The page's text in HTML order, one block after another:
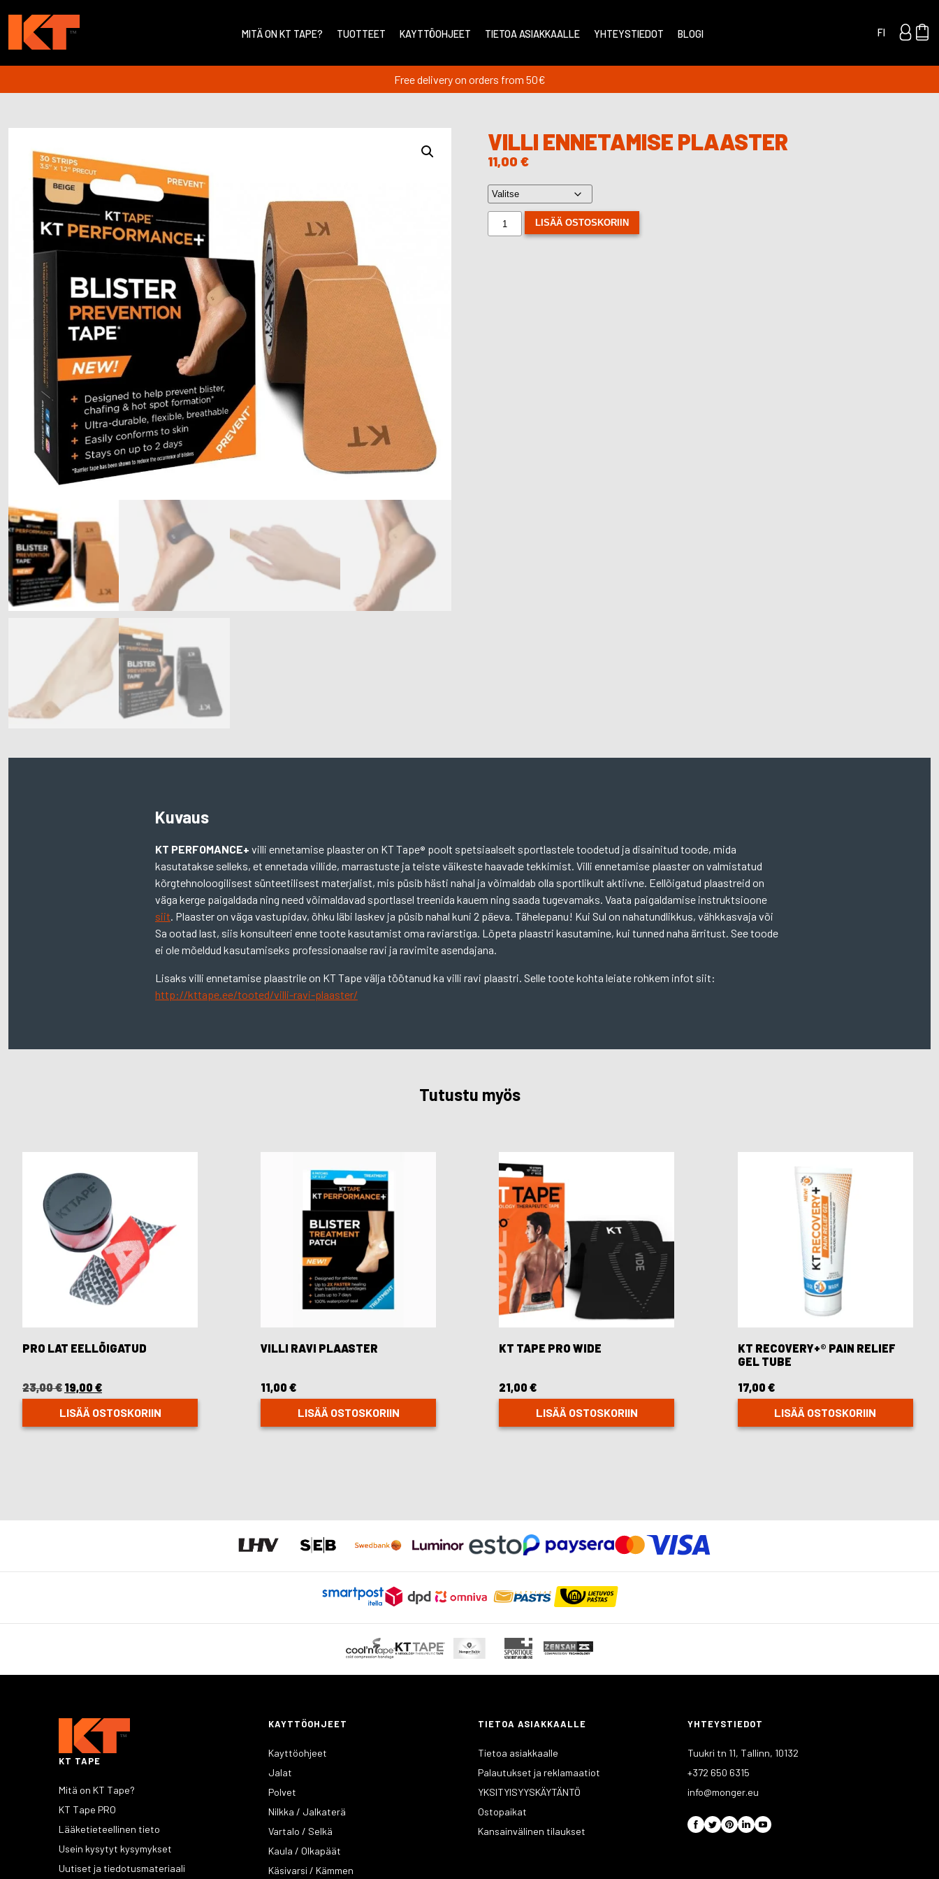
MITÄ ON KT TAPE? TUOTTEET KAYTTÖOHJEET TIETOA ASIAKKAALLE YHTEYSTIEDOT BLOGI FI
Free delivery on orders from 50€
VILLI ENNETAMISE PLAASTER
11,00€
Villi
ennetamise
LISÄÄ OSTOSKORIIN
Kuvaus
KT PERFOMANCE+ villi ennetamise plaaster on KT Tape® poolt spetsiaalselt sportlastele toodetud ja disainitud toode, mida
kasutatakse selleks, et ennetada villide, marrastuste ja teiste väikeste haavade tekkimist. Villi ennetamise plaaster on valmistatud
kõrgtehnoloogilisest sünteetilisest materjalist, mis püsib hästi nahal ja võimaldab olla sportlikult aktiivne. Eellõigatud plaastreid on
väga kerge paigaldada ning need võimaldavad sportlasel treenida kauem ning saada tugevamaks. Vaata paigaldamise instruktsioone
siit. Plaaster on väga vastupidav, õhku läbi laskev ja püsib nahal kuni 2 päeva. Tähelepanu! Kui Sul on nahatundlikkus, vähkkasvaja või
Sa ootad last, siis konsulteeri enne toote kasutamist oma raviarstiga. Lõpeta plaastri kasutamine, kui tunned naha ärritust. See toode
ei ole mõeldud kasutamiseks professionaalse ravi ja ravimite asendajana.
Lisaks villi ennetamise plaastrile on KT Tape välja töötanud ka villi ravi plaastri. Selle toote kohta leiate rohkem infot siit:
http://kttape.ee/tooted/villi-ravi-plaaster/
Tutustu myös
PRO LAT EELLÕIGATUD
23,00€ Original
price
was:
23,00 €.
19,00 €
price
is:
19,00 €.
LISÄÄ OSTOSKORIIN
VILLI RAVI PLAASTER
11,00€
LISÄÄ OSTOSKORIIN
KT TAPE PRO WIDE
21,00€
LISÄÄ OSTOSKORIIN
KT RECOVERY+® PAIN RELIEF
GEL TUBE
17,00 €
LISÄÄ OSTOSKORIIN
KT TAPE
Mitä on KT Tape?
KT Tape PRO
Lääketieteellinen tieto
Usein kysytyt kysymykset
Uutiset ja tiedotusmateriaali
KAYTTÖOHJEET
Kayttöohjeet
Jalat
Polvet
Nilkka / Jalkaterä
Vartalo / Selkä
Kaula / Olkapäät
Käsivarsi / Kämmen
TIETOA ASIAKKAALLE
Tietoa asiakkaalle
Palautukset ja reklamaatiot
YKSITYISYYSKÄYTÄNTÖ
Ostopaikat
Kansainvälinen tilaukset
YHTEYSTIEDOT
Tuukri tn 11, Tallinn, 10132
+372 650 6315
info@monger.eu